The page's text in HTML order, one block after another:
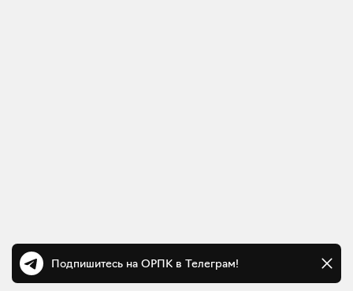
Подпишитесь на ОРПК в Телеграм!